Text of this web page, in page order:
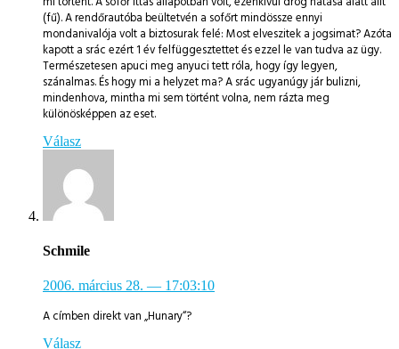
(fű). A rendőrautóba beültetvén a sofőrt mindössze ennyi
mondanivalója volt a biztosurak felé: Most elveszitek a jogsimat? Azóta
kapott a srác ezért 1 év felfüggesztettet és ezzel le van tudva az ügy.
Természetesen apuci meg anyuci tett róla, hogy így legyen,
szánalmas. És hogy mi a helyzet ma? A srác ugyanúgy jár bulizni,
mindenhova, mintha mi sem történt volna, nem rázta meg
különösképpen az eset.
Válasz
Schmile
2006. március 28. — 17:03:10
A címben direkt van „Hunary“?
Válasz